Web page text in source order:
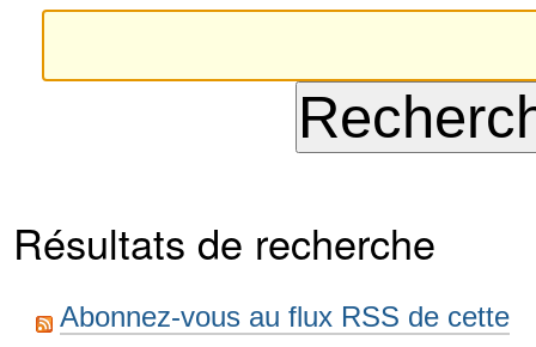
Résultats de recherche
Abonnez-vous au flux RSS de cette